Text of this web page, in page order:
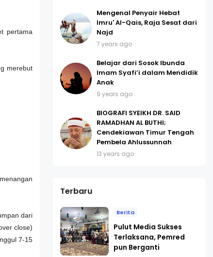
pertama
merebut
dari
close)
7-15
Mengenal Penyair Hebat
Imru' Al-Qais, Raja Sesat dari
Najd
7 years ago
Belajar dari Sosok Ibunda
Imam Syafi’i dalam Mendidik
Anak
9 years ago
BIOGRAFI SYEIKH DR. SAID
RAMADHAN AL BUTHI;
Cendekiawan Timur Tengah
Pembela Ahlussunnah
13 years ago
Terbaru
Berita
Pulut Media Sukses
Terlaksana, Pemred
pun Berganti